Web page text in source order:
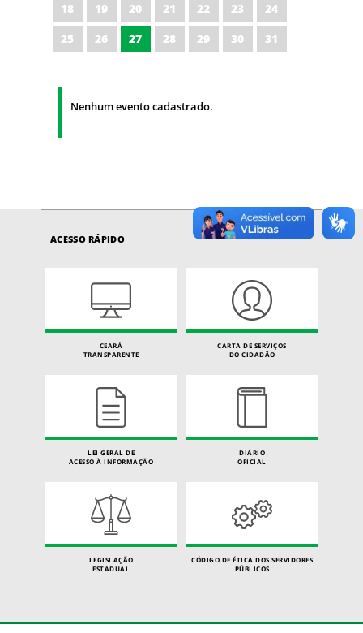
18
19 20 21 22 23
24
25
26 27 28 29 30 31
Nenhum evento cadastrado.
ACESSO RÁPIDO
CEARÁ
TRANSPARENTE
CARTA DE SERVIÇOS
DO CIDADÃO
LEI GERAL DE
ACESSO À INFORMAÇÃO
DIÁRIO
OFICIAL
LEGISLAÇÃO
ESTADUAL
CÓDIGO DE ÉTICA DOS SERVIDORES
PÚBLICOS